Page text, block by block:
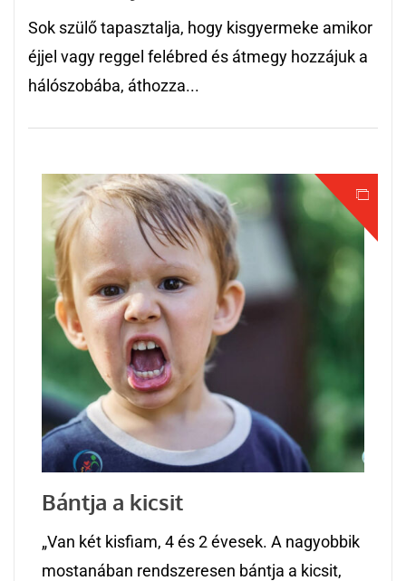
Sok szülő tapasztalja, hogy kisgyermeke amikor
éjjel vagy reggel felébred és átmegy hozzájuk a
hálószobába, áthozza...
Bántja a kicsit
„Van két kisfiam, 4 és 2 évesek. A nagyobbik
mostanában rendszeresen bántja a kicsit,